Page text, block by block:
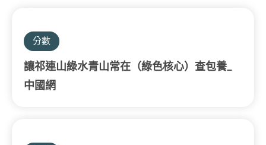
分數
讓祁連山綠水青山常在（綠色核心）查包養_
中國網